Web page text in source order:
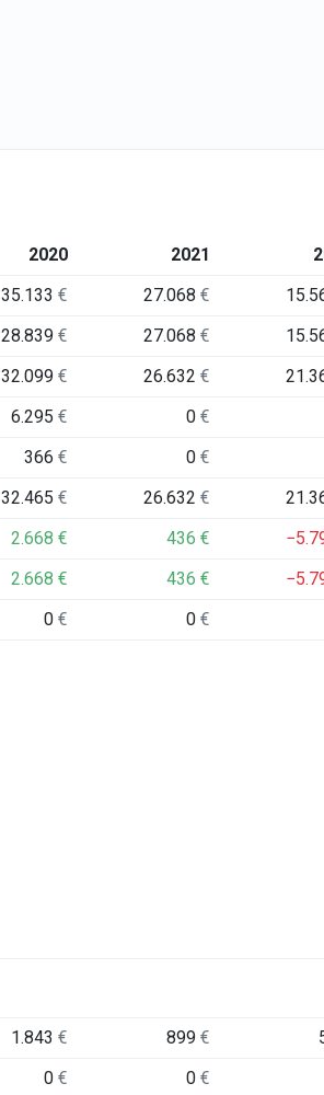
2020 2021
35.133€ 27.068€
28.839€ 27.068€
32.099€ 26.632€
6.295€ 0€
366€ 0€
32.465€ 26.632€
2.668€ 436€
2.668€ 436€
0€ 0€
1.843€ 899€
0€ 0€